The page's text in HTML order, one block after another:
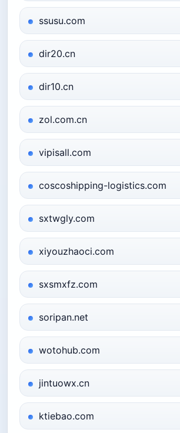
ssusu.com
dir20.cn
dir10.cn
zol.com.cn
vipisall.com
coscoshipping-logistics.com
sxtwgly.com
xiyouzhaoci.com
sxsmxfz.com
soripan.net
wotohub.com
jintuowx.cn
ktiebao.com